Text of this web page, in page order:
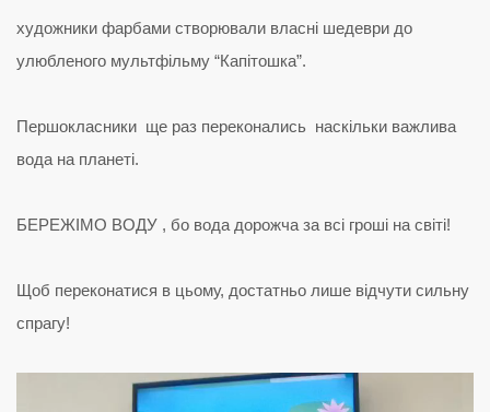
художники фарбами створювали власні шедеври до
улюбленого мультфільму “Капітошка”.
Першокласники ще раз переконались наскільки важлива
вода на планеті.
БЕРЕЖІМО ВОДУ , бо вода дорожча за всі гроші на світі!
Щоб переконатися в цьому, достатньо лише відчути сильну
спрагу!
Відеопрогравач